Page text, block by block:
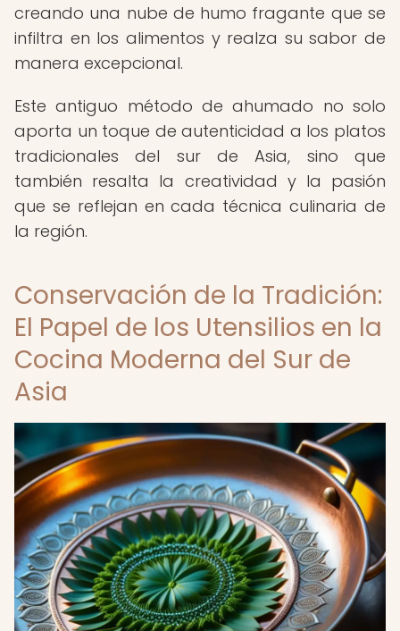
creando una nube de humo fragante que se
infiltra en los alimentos y realza su sabor de
manera excepcional.
Este antiguo método de ahumado no solo
aporta un toque de autenticidad a los platos
tradicionales del sur de Asia, sino que
también resalta la creatividad y la pasión
que se reflejan en cada técnica culinaria de
la región.
Conservación de la Tradición:
El Papel de los Utensilios en la
Cocina Moderna del Sur de
Asia